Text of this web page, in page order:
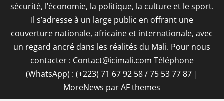
sécurité, l’économie, la politique, la culture et le sport.
Il s’adresse à un large public en offrant une
couverture nationale, africaine et internationale, avec
un regard ancré dans les réalités du Mali. Pour nous
contacter : Contact@icimali.com Téléphone
(WhatsApp) : (+223) 71 67 92 58 / 75 53 77 87 |
MoreNews par AF themes